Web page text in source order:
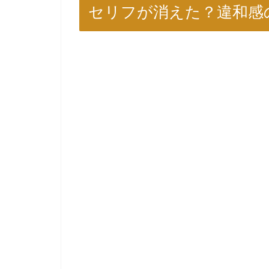
セリフが消えた？違和感